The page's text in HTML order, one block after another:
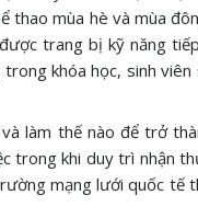
mùa hè và mùa
trang bị kỹ năng
khóa học, sinh
làm thế nào để trở
khi duy trì nhận
mạng lưới quốc tế